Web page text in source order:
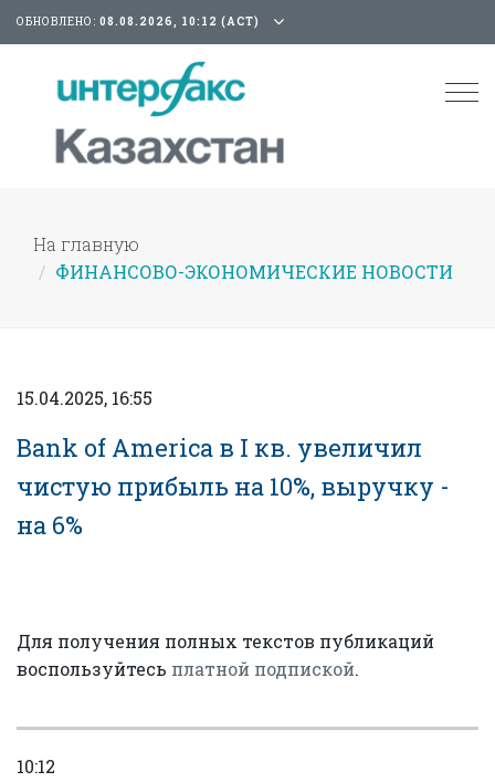
ОБНОВЛЕНО: 08.08.2026, 10:12 (АСТ)
На главную
ФИНАНСОВО-ЭКОНОМИЧЕСКИЕ НОВОСТИ
15.04.2025, 16:55
Bank of America в I кв. увеличил
чистую прибыль на 10%, выручку -
на 6%
Для получения полных текстов публикаций
воспользуйтесь платной подпиской.
10:12